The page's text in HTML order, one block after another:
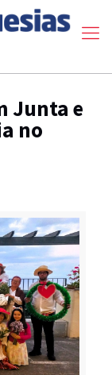
Junta e
no